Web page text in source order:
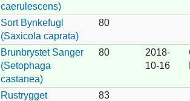
caerulescens)
Sort Bynkefugl
(Saxicola caprata)
80
Brunbrystet Sanger
(Setophaga
castanea)
80
2018-
10-16
Rustrygget
83